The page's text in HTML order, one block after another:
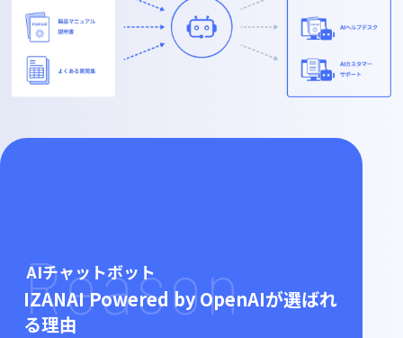
AIチャットボット
IZANAI Powered by OpenAIが選ばれ
る理由
Reason